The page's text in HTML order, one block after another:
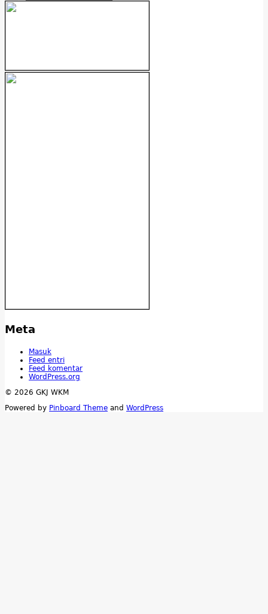
Meta
Masuk
Feed entri
Feed komentar
WordPress.org
© 2026 GKJ WKM
Powered by Pinboard Theme and WordPress